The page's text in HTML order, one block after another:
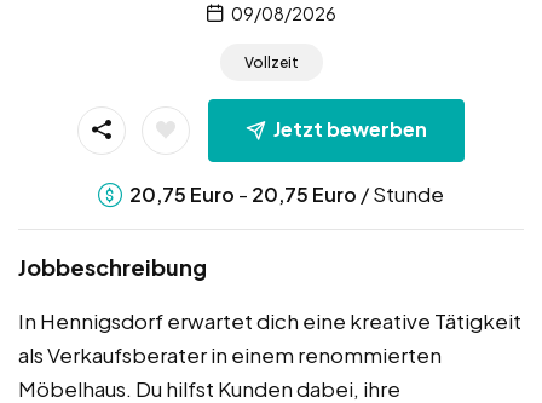
09/08/2026
Vollzeit
Jetzt bewerben
20,75 Euro - 20,75 Euro / Stunde
Jobbeschreibung
In Hennigsdorf erwartet dich eine kreative Tätigkeit
als Verkaufsberater in einem renommierten
Möbelhaus. Du hilfst Kunden dabei, ihre